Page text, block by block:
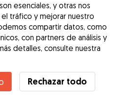
con Angela
de Gudog? Ver más
esenciales, y otras nos
el tráfico y mejorar nuestro
compartir datos, como
con partners de análisis y
detalles, consulte nuestra
Rechazar todo